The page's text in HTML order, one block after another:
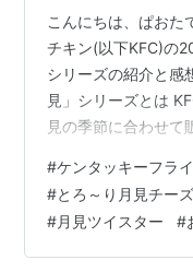
こんにちは、ぱおた
チキン(以下KFC)の
シリーズの紹介と感
見」シリーズとは
見の季節に合わせて
限定でなくなり次第
に食べた方がよさそ
ろ〜り月見」シリー
ィレバーガー （単
#ケンタッキーフラ
#とろ～り月見チー
#月見ツイスター #